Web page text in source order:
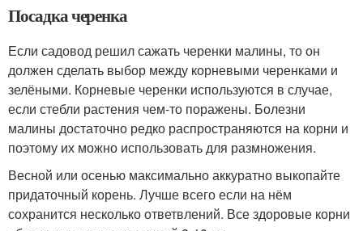
Посадка черенка
Если садовод решил сажать черенки малины, то он
должен сделать выбор между корневыми черенками и
зелёными. Корневые черенки используются в случае,
если стебли растения чем-то поражены. Болезни
малины достаточно редко распространяются на корни и
поэтому их можно использовать для размножения.
Весной или осенью максимально аккуратно выкопайте
придаточный корень. Лучше всего если на нём
сохранится несколько ответвлений. Все здоровые корни